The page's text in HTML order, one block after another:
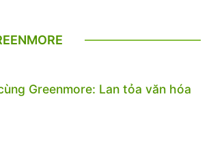
Greenmore: Lan tỏa văn hóa